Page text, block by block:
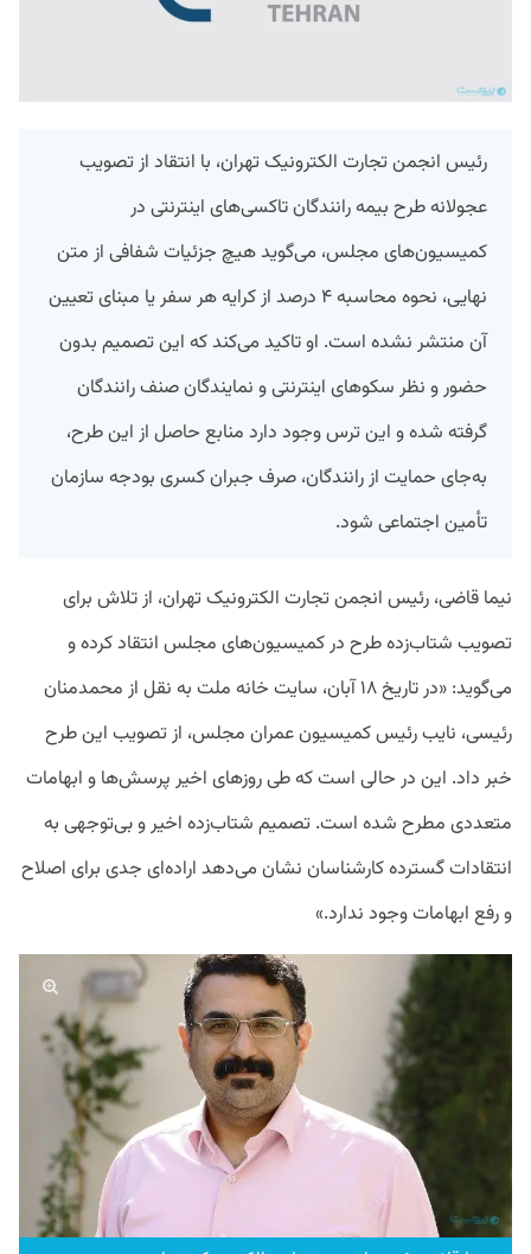
رئیس انجمن تجارت الکترونیک تهران، با انتقاد از تصویب
عجولانه طرح بیمه رانندگان تاکسی‌های اینترنتی در
کمیسیون‌های مجلس، می‌گوید هیچ جزئیات شفافی از متن
نهایی، نحوه محاسبه ۴ درصد از کرایه هر سفر یا مبنای تعیین
آن منتشر نشده است. او تاکید می‌کند که این تصمیم بدون
حضور و نظر سکوهای اینترنتی و نمایندگان صنف رانندگان
گرفته شده و این ترس وجود دارد منابع حاصل از این طرح،
به‌جای حمایت از رانندگان، صرف جبران کسری بودجه سازمان
تأمین اجتماعی شود.
نیما قاضی، رئیس انجمن تجارت الکترونیک تهران، از تلاش برای
تصویب شتاب‌زده طرح در کمیسیون‌های مجلس انتقاد کرده و
می‌گوید: «در تاریخ ۱۸ آبان، سایت خانه ملت به نقل از محمدمنان
رئیسی، نایب رئیس کمیسیون عمران مجلس، از تصویب این طرح
خبر داد. این در حالی است که طی روزهای اخیر پرسش‌ها و ابهامات
متعددی مطرح شده است. تصمیم شتاب‌زده اخیر و بی‌توجهی به
انتقادات گسترده کارشناسان نشان می‌دهد اراده‌ای جدی برای اصلاح
و رفع ابهامات وجود ندارد.»